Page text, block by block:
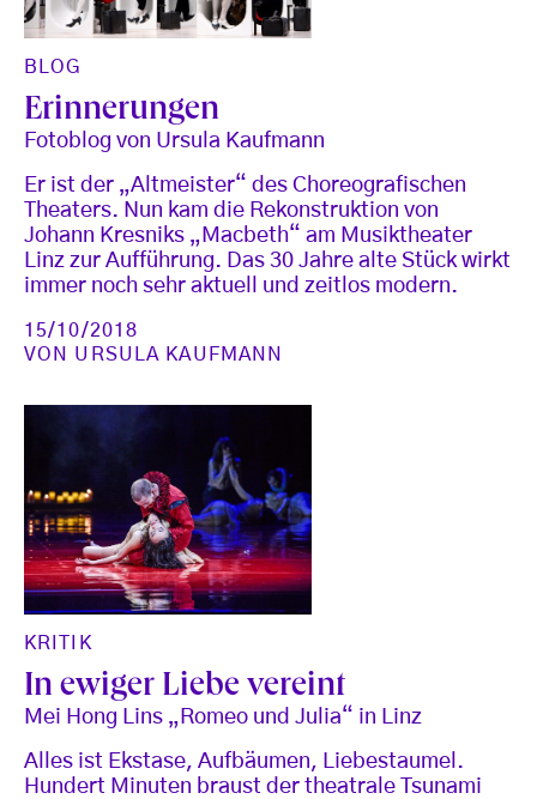
BLOG
Erinnerungen
Fotoblog von Ursula Kaufmann
Er ist der „Altmeister“ des Choreografischen
Theaters. Nun kam die Rekonstruktion von
Johann Kresniks „Macbeth“ am Musiktheater
Linz zur Aufführung. Das 30 Jahre alte Stück wirkt
immer noch sehr aktuell und zeitlos modern.
15/10/2018
VON URSULA KAUFMANN
KRITIK
In ewiger Liebe vereint
Mei Hong Lins „Romeo und Julia“ in Linz
Alles ist Ekstase, Aufbäumen, Liebestaumel.
Hundert Minuten braust der theatrale Tsunami